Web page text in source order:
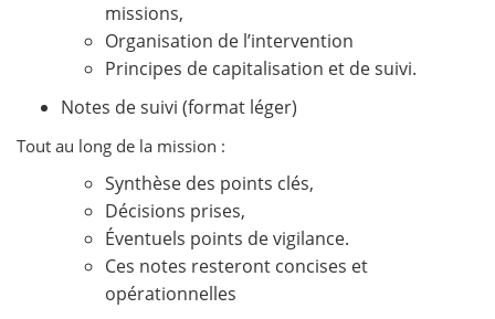
missions,
Organisation de l’intervention
Principes de capitalisation et de suivi.
Notes de suivi (format léger)
Tout au long de la mission :
Synthèse des points clés,
Décisions prises,
Éventuels points de vigilance.
Ces notes resteront concises et
opérationnelles